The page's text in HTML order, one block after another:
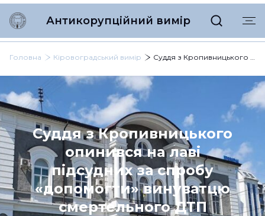
Антикорупційний вимір
Головна Кіровоградський вимір Суддя з Кропивницького опинився на лаві підсудних за спробу «допомогти» винуватцю смертельного ДТП
Суддя з Кропивницького
опинився на лаві
підсудних за спробу
«допомогти» винуватцю
смертельного ДТП